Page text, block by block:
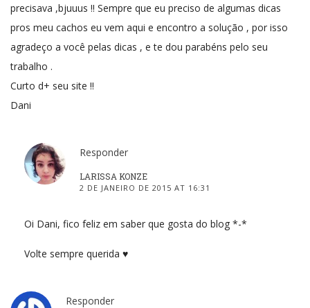
precisava ,bjuuus !! Sempre que eu preciso de algumas dicas
pros meu cachos eu vem aqui e encontro a solução , por isso
agradeço a você pelas dicas , e te dou parabéns pelo seu
trabalho .
Curto d+ seu site !!
Dani
Responder
LARISSA KONZE
2 DE JANEIRO DE 2015 AT 16:31
Oi Dani, fico feliz em saber que gosta do blog *-*
Volte sempre querida ♥
Responder